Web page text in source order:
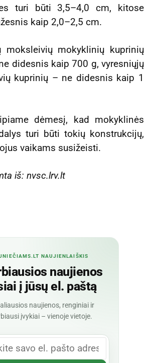
turi būti 3,5–4,0 cm, kitose
kaip 2,0–2,5 cm.
moksleivių mokyklinių kuprinių
didesnis kaip 700 g, vyresniųjų
kuprinių – ne didesnis kaip 1
dėmesį, kad mokyklinės
turi būti tokių konstrukcijų,
vaikams susižeisti.
iš: nvsc.lrv.lt
NAUJIENLAIŠKIS
naujienos
į jūsų el. paštą
naujienos, renginiai ir
įvykiai – vienoje vietoje.